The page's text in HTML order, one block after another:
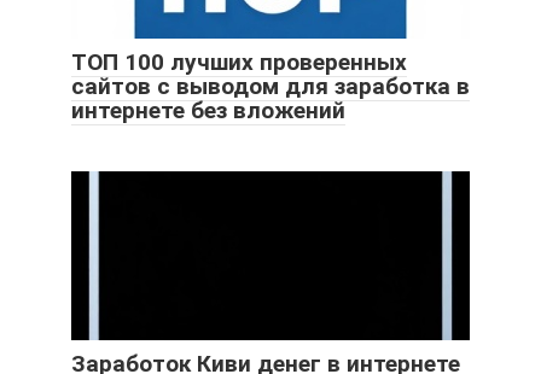
ТОП 100 лучших проверенных
сайтов с выводом для заработка в
интернете без вложений
Заработок Киви денег в интернете